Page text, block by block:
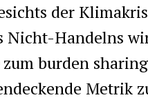
der
Nicht-Handelns
burden
Metrik